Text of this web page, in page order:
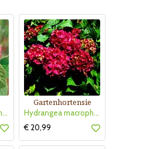
Hydrangea macrophylla 'Bouquet Rose'
Gartenhortensie
Hydrangea macrophylla 'Alpenglühen'
€ 20,99